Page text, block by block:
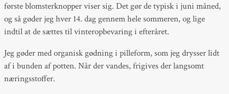
første blomsterknopper viser sig. Det gør de typisk i juni måned,
og så gøder jeg hver 14. dag gennem hele sommeren, og lige
indtil at de sættes til vinteropbevaring i efteråret.
Jeg gøder med organisk gødning i pilleform, som jeg drysser lidt
af i bunden af potten. Når der vandes, frigives der langsomt
næringsstoffer.